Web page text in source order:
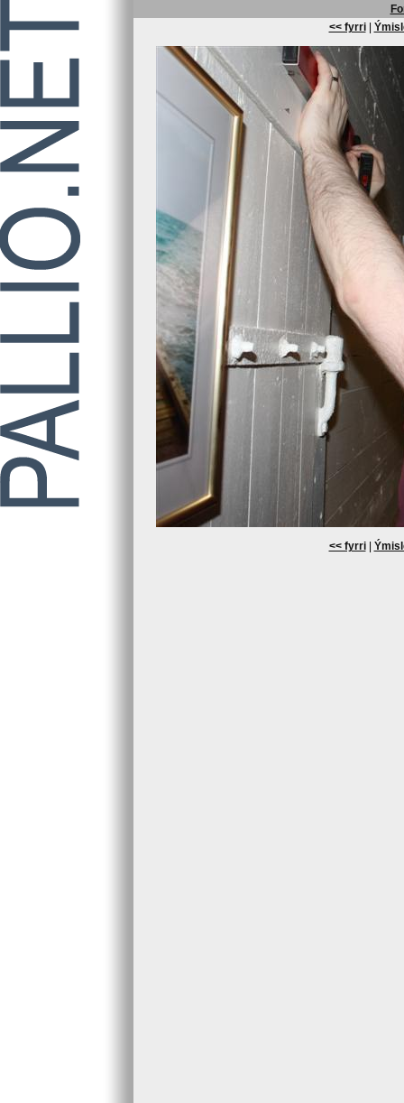
<< fyrri|
<< fyrri|